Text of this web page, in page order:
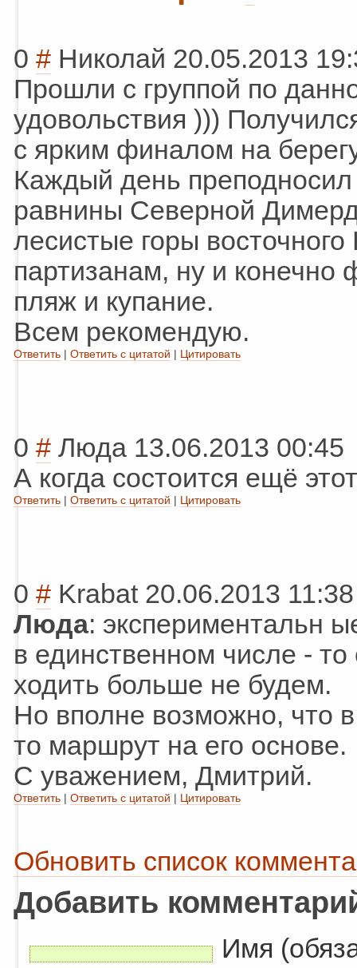
0 # Николай 20.05.2013
Прошли с группой по
удовольствия )))
с ярким финалом на
Каждый день
равнины Северной
лесистые горы
партизанам, ну и конечно
пляж и купание.
Всем рекомендую.
Ответить | Ответить с цитатой | Цитировать
0 # Люда 13.06.2013 00:45
А когда состоится ещё
Ответить | Ответить с цитатой | Цитировать
0 # Krabat 20.06.2013 11:38
Люда: экспериментальн
в единственном числе -
ходить больше не будем.
Но вполне возможно, что
то маршрут на его основе.
С уважением, Дмитрий.
Ответить | Ответить с цитатой | Цитировать
Обновить список
Добавить
Имя